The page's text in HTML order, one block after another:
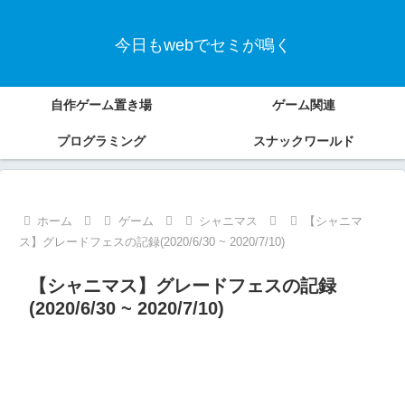
今日もwebでセミが鳴く
自作ゲーム置き場 ゲーム関連
プログラミング スナックワールド
ホーム ゲーム シャニマス
【シャニマ
ス】グレードフェスの記録(2020/6/30 ~ 2020/7/10)
【シャニマス】グレードフェスの記録
(2020/6/30 ~ 2020/7/10)